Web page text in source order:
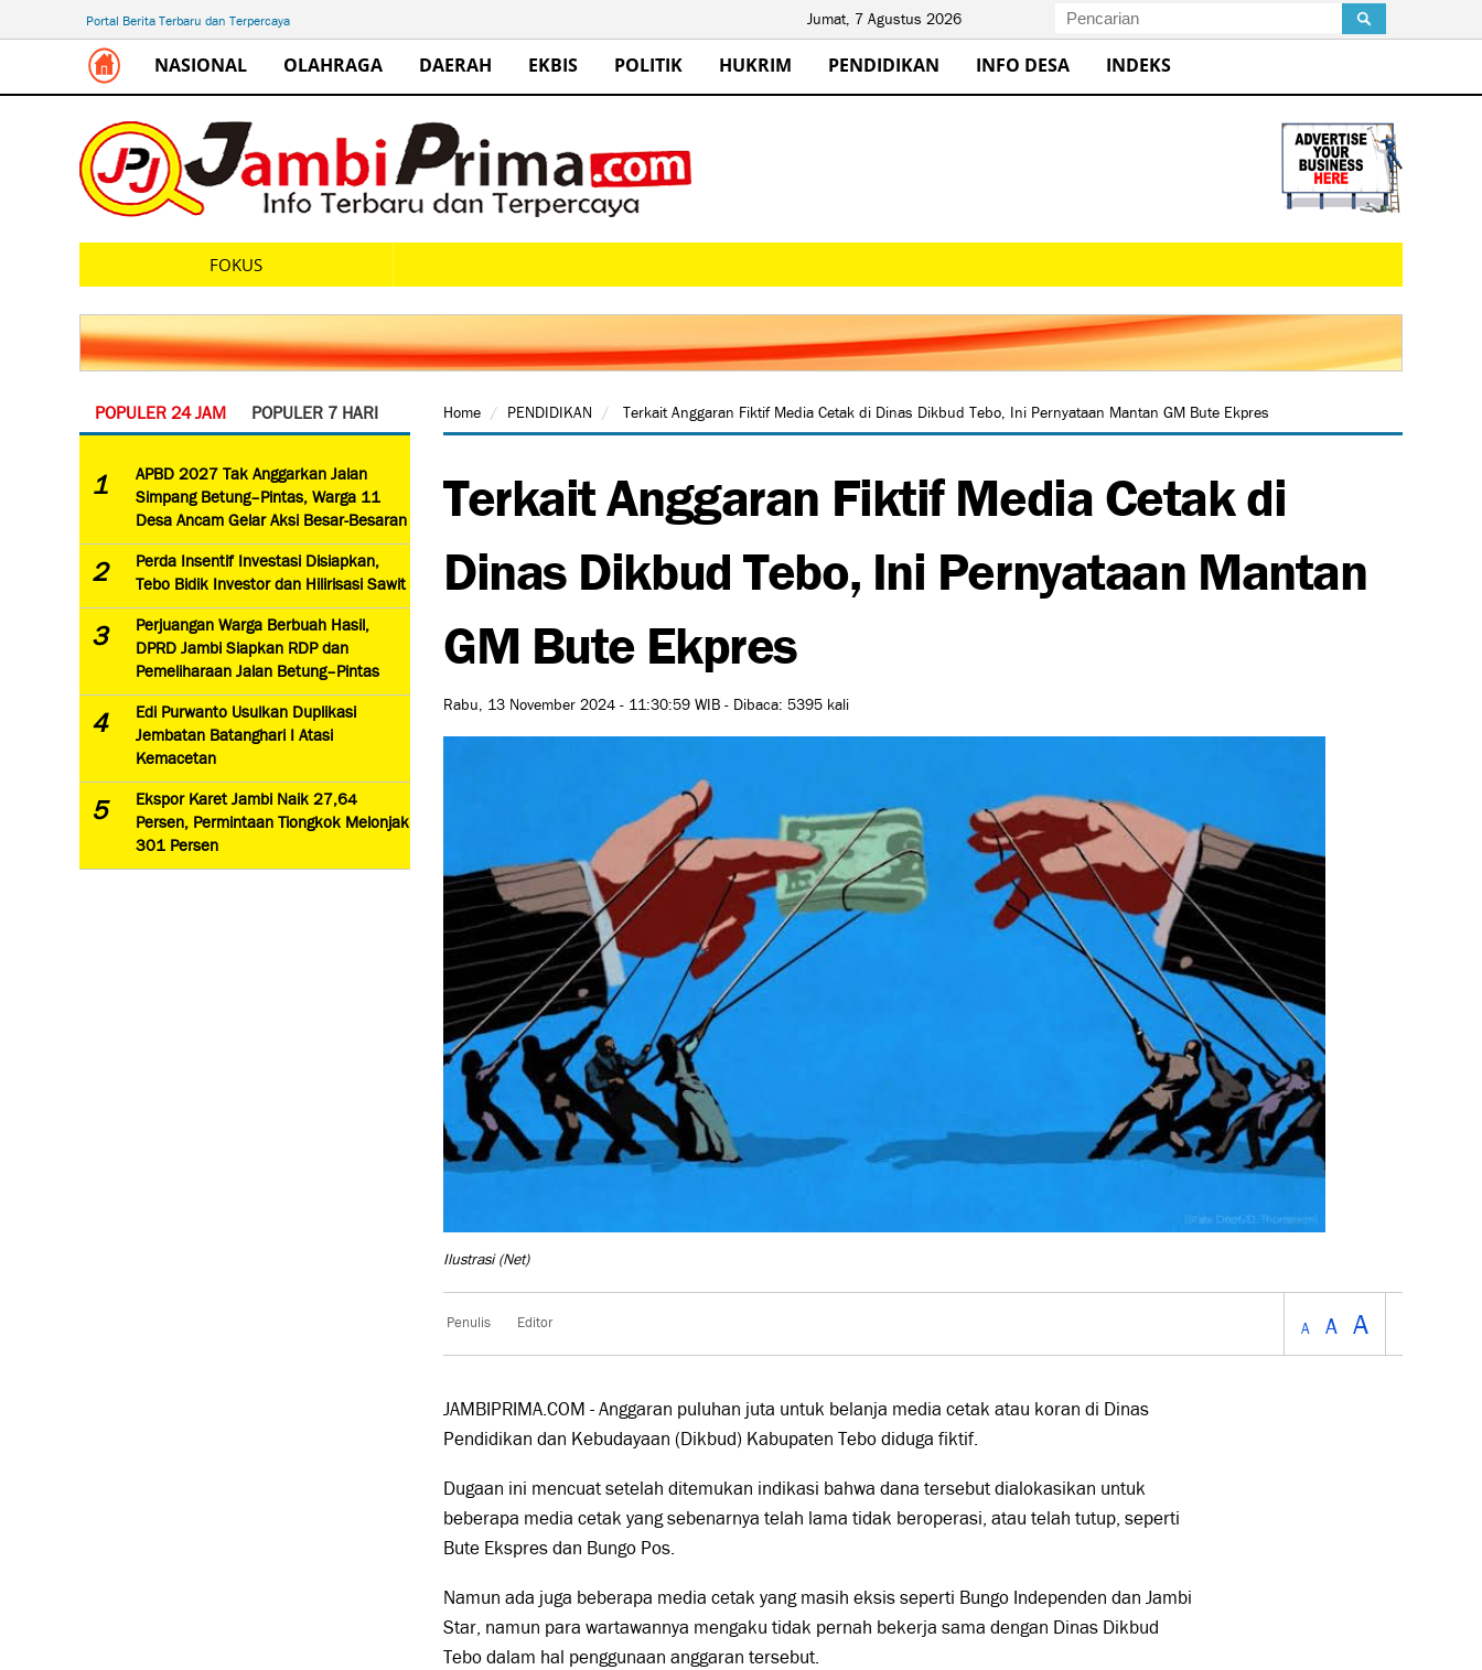
Portal Berita Terbaru dan Terpercaya Jumat, 7 Agustus 2026
NASIONAL OLAHRAGA DAERAH EKBIS POLITIK HUKRIM PENDIDIKAN INFO DESA INDEKS
FOKUS
POPULER 24 JAM POPULER 7 HARI
1
APBD 2027 Tak Anggarkan Jalan
Simpang Betung–Pintas, Warga 11
Desa Ancam Gelar Aksi Besar-Besaran
2
Perda Insentif Investasi Disiapkan,
Tebo Bidik Investor dan Hilirisasi Sawit
3
Perjuangan Warga Berbuah Hasil,
DPRD Jambi Siapkan RDP dan
Pemeliharaan Jalan Betung–Pintas
4
Edi Purwanto Usulkan Duplikasi
Jembatan Batanghari I Atasi
Kemacetan
5
Ekspor Karet Jambi Naik 27,64
Persen, Permintaan Tiongkok Melonjak
301 Persen
Home PENDIDIKAN Terkait Anggaran Fiktif Media Cetak di Dinas Dikbud Tebo, Ini Pernyataan Mantan GM Bute Ekpres
Terkait Anggaran Fiktif Media Cetak di
Dinas Dikbud Tebo, Ini Pernyataan Mantan
GM Bute Ekpres
Rabu, 13 November 2024 - 11:30:59 WIB - Dibaca: 5395 kali
Ilustrasi(Net)
Penulis Editor A A A
JAMBIPRIMA.COM - Anggaran puluhan juta untuk belanja media cetak atau koran di Dinas
Pendidikan dan Kebudayaan (Dikbud) Kabupaten Tebo diduga fiktif.
Dugaan ini mencuat setelah ditemukan indikasi bahwa dana tersebut dialokasikan untuk
beberapa media cetak yang sebenarnya telah lama tidak beroperasi, atau telah tutup, seperti
Bute Ekspres dan Bungo Pos.
Namun ada juga beberapa media cetak yang masih eksis seperti Bungo Independen dan Jambi
Star, namun para wartawannya mengaku tidak pernah bekerja sama dengan Dinas Dikbud
Tebo dalam hal penggunaan anggaran tersebut.